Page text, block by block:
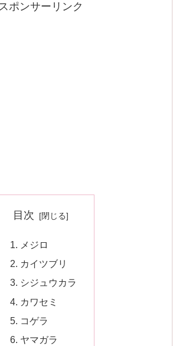
ポンサーリンク
目次
メジロ
カイツブリ
シジュウカラ
カワセミ
コゲラ
ヤマガラ